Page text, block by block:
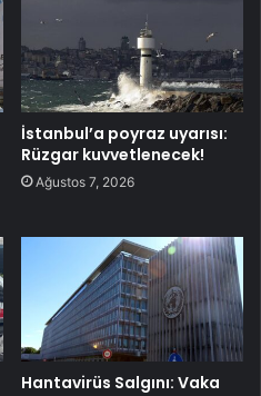
İstanbul’a poyraz uyarısı:
Rüzgar kuvvetlenecek!
Ağustos 7, 2026
Hantavirüs Salgını: Vaka